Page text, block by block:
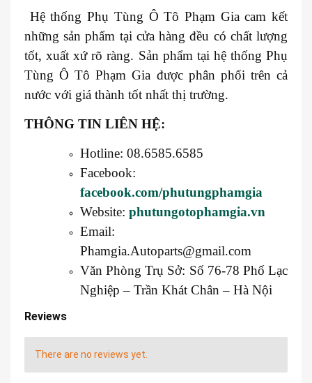
Hệ thống Phụ Tùng Ô Tô Phạm Gia cam kết
những sản phẩm tại cửa hàng đều có chất lượng
tốt, xuất xứ rõ ràng. Sản phẩm tại hệ thống Phụ
Tùng Ô Tô Phạm Gia được phân phối trên cả
nước với giá thành tốt nhất thị trường.
THÔNG TIN LIÊN HỆ:
Hotline: 08.6585.6585
Facebook:
facebook.com/phutungphamgia
Website: phutungotophamgia.vn
Email:
Phamgia.Autoparts@gmail.com
Văn Phòng Trụ Sở: Số 76-78 Phố Lạc
Nghiệp – Trần Khát Chân – Hà Nội
Reviews
There are no reviews yet.